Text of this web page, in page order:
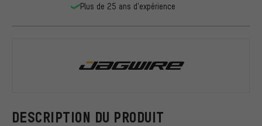
DESCRIPTION DU PRODUIT
Plus de 25 ans d'expérience